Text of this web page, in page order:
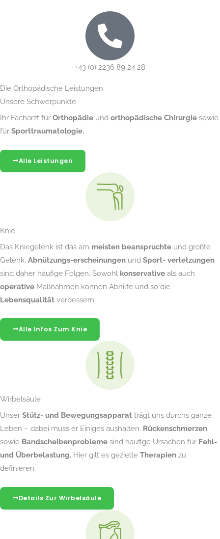
+43 (0) 2236 89 24 28
Die Orthopädische Leistungen
Unsere Schwerpunkte
Ihr Facharzt für Orthopädie und orthopädische Chirurgie sowie
für Sporttraumatologie.
Alle Leistungen
Knie
Das Kniegelenk ist das am meisten beanspruchte und größte
Gelenk. Abnützungs-erscheinungen und Sport- verletzungen
sind daher häufige Folgen. Sowohl konservative als auch
operative Maßnahmen können Abhilfe und so die
Lebensqualität verbessern.
Alle Infos Zum Knie
Wirbelsäule
Unser Stütz- und Bewegungsapparat trägt uns durchs ganze
Leben – dabei muss er Einiges aushalten. Rückenschmerzen
sowie Bandscheibenprobleme sind häufige Ursachen für Fehl-
und Überbelastung. Hier gilt es gezielte Therapien zu
definieren.
Details Zur Wirbelsäule